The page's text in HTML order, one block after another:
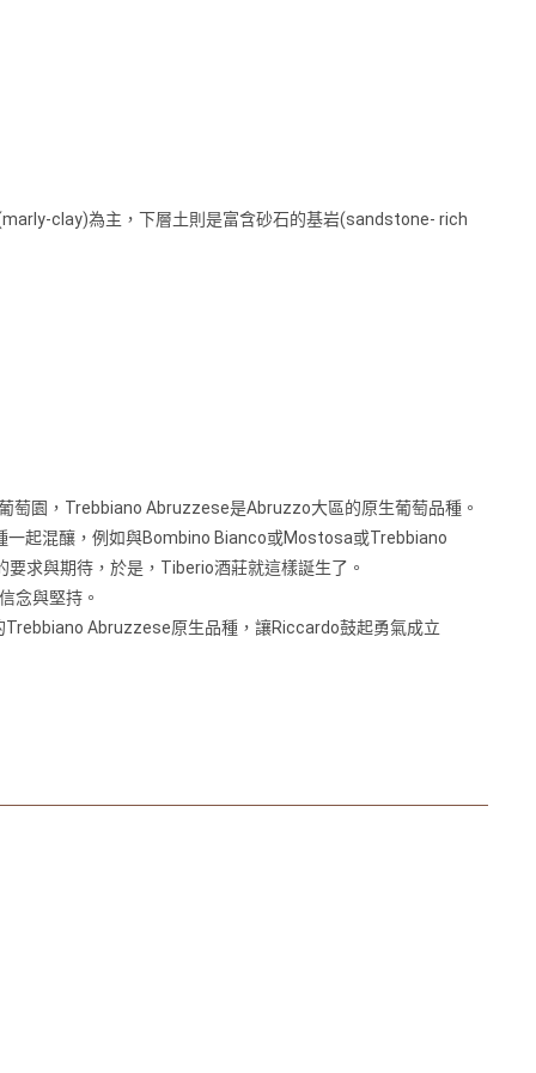
clay)為主，下層⼟則是富含砂⽯的基岩(sandstone- rich
園，Trebbiano Abruzzese是Abruzzo⼤區的原⽣葡萄品種。
起混釀，例如與Bombino Bianco或Mostosa或Trebbiano
求與期待，於是，Tiberio酒莊就這樣誕⽣了。
念與堅持。
Abruzzese原⽣品種，讓Riccardo⿎起勇氣成立